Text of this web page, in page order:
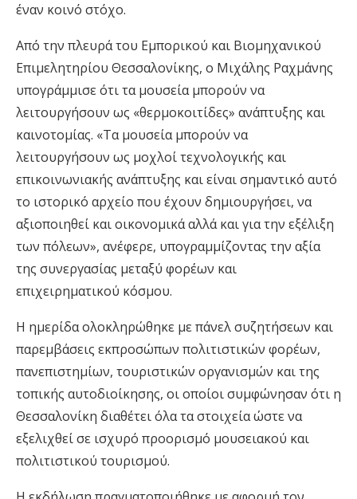
έναν κοινό στόχο.
Από την πλευρά του Εμπορικού και Βιομηχανικού
Επιμελητηρίου Θεσσαλονίκης, ο Μιχάλης Ραχμάνης
υπογράμμισε ότι τα μουσεία μπορούν να
λειτουργήσουν ως «θερμοκοιτίδες» ανάπτυξης και
καινοτομίας. «Τα μουσεία μπορούν να
λειτουργήσουν ως μοχλοί τεχνολογικής και
επικοινωνιακής ανάπτυξης και είναι σημαντικό αυτό
το ιστορικό αρχείο που έχουν δημιουργήσει, να
αξιοποιηθεί και οικονομικά αλλά και για την εξέλιξη
των πόλεων», ανέφερε, υπογραμμίζοντας την αξία
της συνεργασίας μεταξύ φορέων και
επιχειρηματικού κόσμου.
Η ημερίδα ολοκληρώθηκε με πάνελ συζητήσεων και
παρεμβάσεις εκπροσώπων πολιτιστικών φορέων,
πανεπιστημίων, τουριστικών οργανισμών και της
τοπικής αυτοδιοίκησης, οι οποίοι συμφώνησαν ότι η
Θεσσαλονίκη διαθέτει όλα τα στοιχεία ώστε να
εξελιχθεί σε ισχυρό προορισμό μουσειακού και
πολιτιστικού τουρισμού.